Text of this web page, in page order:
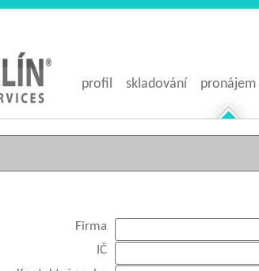
profil skladování pronájem
Firma
IČ